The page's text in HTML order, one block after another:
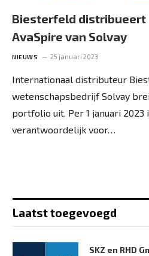
Biesterfeld distribueert
AvaSpire van Solvay
NIEUWS 25 januari 2023
Internationaal distributeur
wetenschapsbedrijf Solvay
portfolio uit. Per 1 januari
verantwoordelijk voor…
Laatst toegevoegd
SKZ en RHD